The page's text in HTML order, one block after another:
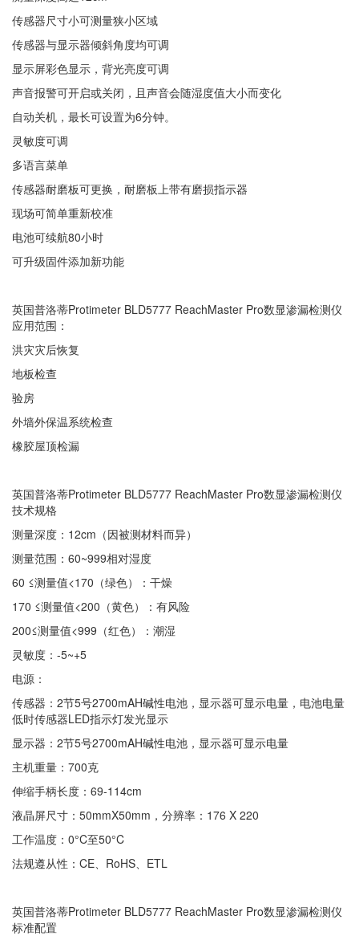
传感器尺寸小可测量狭小区域
传感器与显示器倾斜角度均可调
显示屏彩色显示，背光亮度可调
声音报警可开启或关闭，且声音会随湿度值大小而变化
自动关机，最长可设置为6分钟。
灵敏度可调
多语言菜单
传感器耐磨板可更换，耐磨板上带有磨损指示器
现场可简单重新校准
电池可续航80小时
可升级固件添加新功能
英国普洛蒂Protimeter BLD5777 ReachMaster Pro数显渗漏检测仪
应用范围：
洪灾灾后恢复
地板检查
验房
外墙外保温系统检查
橡胶屋顶检漏
英国普洛蒂Protimeter BLD5777 ReachMaster Pro数显渗漏检测仪
技术规格
测量深度：12cm（因被测材料而异）
测量范围：60~999相对湿度
60 ≤测量值<170（绿色）：干燥
170 ≤测量值<200（黄色）：有风险
200≤测量值<999（红色）：潮湿
灵敏度：-5~+5
电源：
传感器：2节5号2700mAH碱性电池，显示器可显示电量，电池电量
低时传感器LED指示灯发光显示
显示器：2节5号2700mAH碱性电池，显示器可显示电量
主机重量：700克
伸缩手柄长度：69-114cm
液晶屏尺寸：50mmX50mm，分辨率：176 X 220
工作温度：0°C至50°C
法规遵从性：CE、RoHS、ETL
英国普洛蒂Protimeter BLD5777 ReachMaster Pro数显渗漏检测仪
标准配置